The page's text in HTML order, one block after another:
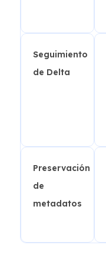
Seguimiento
de Delta
Preservación
de
metadatos